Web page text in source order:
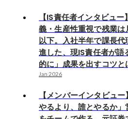
【IS責任者インタビュ
義・生産性重視で残業
以下。入社半年で課長代
進した、現IS責任者が語
的に」成果を出すコツと
Jan 2026
【メンバーインタビュ
やるより、誰とやるか」